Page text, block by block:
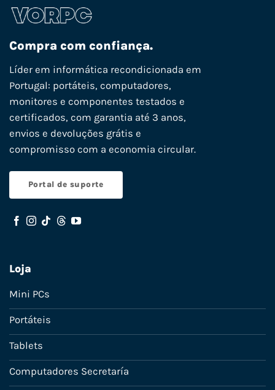
Compra com confiança.
Líder em informática recondicionada em
Portugal: portáteis, computadores,
monitores e componentes testados e
certificados, com garantia até 3 anos,
envios e devoluções grátis e
compromisso com a economia circular.
Portal de suporte
Loja
Mini PCs
Portáteis
Tablets
Computadores Secretaría